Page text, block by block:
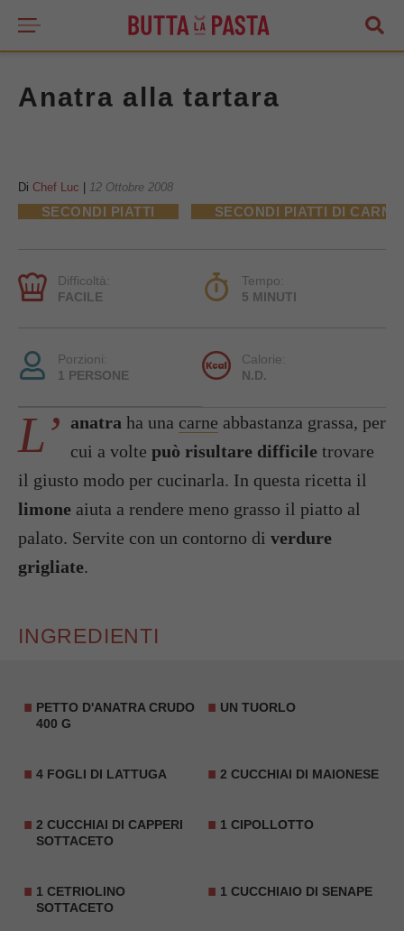
Anatra alla tartara
Di Chef Luc 12 Ottobre 2008
SECONDI PIATTI SECONDI PIATTI DI CARNE
Difficoltà:
FACILE
Tempo:
5 MINUTI
Porzioni:
1 PERSONE
Calorie:
N.D.
L’ anatra ha una carne abbastanza grassa, per
cui a volte può risultare difficile trovare
il giusto modo per cucinarla. In questa ricetta il
limone aiuta a rendere meno grasso il piatto al
palato. Servite con un contorno di verdure
grigliate.
INGREDIENTI
PETTO D'ANATRA CRUDO
400 G
UN TUORLO
4 FOGLI DI LATTUGA 2 CUCCHIAI DI MAIONESE
2 CUCCHIAI DI CAPPERI
SOTTACETO
1 CIPOLLOTTO
1 CETRIOLINO
SOTTACETO
1 CUCCHIAIO DI SENAPE